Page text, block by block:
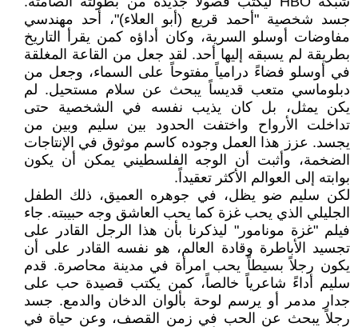
جسد شخصية "أحمد قريع (أبو العلاء)"، أحد مهندسي
مفاوضات أوسلو السرية، وكان أداؤه كمن يقرأ التاريخ
بطريقة لم يسبقه إليها أحد. لقد جعل من القاعة المغلقة
في أوسلو فضاءً درامياً مفتوحاً على السماء، وجعل من
دبلوماسي متعب قديساً يبحث عن سلام مستحيل. لم
يكن يمثل، بل كان يذيب نفسه في الشخصية حتى
تداخلت الأرواح واختفت الحدود بين سليم وبين من
يجسد. عزز هذا العمل وجوده كاسم موثوق في الإنتاجات
الضخمة، وأثبت أن الوجه الفلسطيني يمكن أن يكون
بوابته إلى العوالم الأكثر تعقيداً.
لكن سليم ضو يظل، في جوهره العميق، ذلك الطفل
الجليلي الذي يحب غزة كما يحب العاشق وجه حبيبته. جاء
فيلم "غزة مونامور" ليذكرنا بأن هذا الرجل القادر على
تجسيد الأباطرة وقادة العالم، هو نفسه القادر على أن
يكون رجلاً بسيطاً يحب امرأة في مدينة محاصرة. قدم
سليم أداءً شاعرياً خالصاً، كمن يكتب قصيدة حب على
جدار مدمر أو يرسم لوحة بألوان الدخان والدمع. جسد
رجلاً يبحث عن الحب في زمن القصف، وعن حياة في